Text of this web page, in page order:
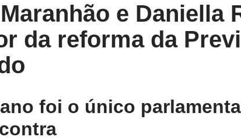
e Daniella
da reforma da
foi o único